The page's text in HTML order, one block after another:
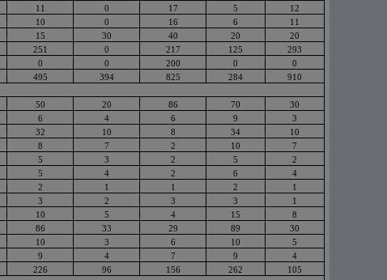
11 0 17 5
12
10 0 16 6
11
15 30 40 20
20
251 0 217 125
293
0 0 200 0
0
495 394 825 284
910
50 20 86 70
30
6 4 6 9
3
32 10 8 34
10
8 7 2 10
7
5 3 2 5
2
5 4 2 6
4
2 1 1 2
1
3 2 3 3
1
10 5 4 15
8
86 33 29 89
30
10 3 6 10
5
9 4 7 9
4
226 96 156 262
105